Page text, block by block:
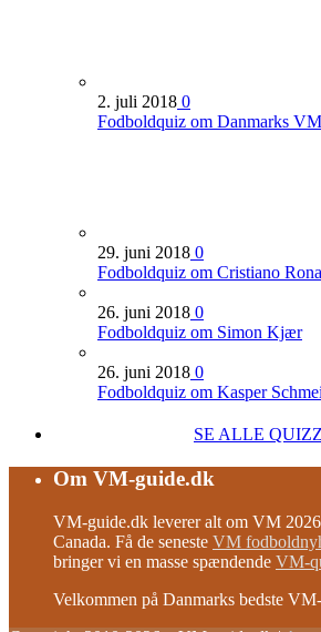
2. juli 2018 0
Fodboldquiz om Danmarks
29. juni 2018 0
Fodboldquiz om Cristiano
26. juni 2018 0
Fodboldquiz om Simon Kjær
26. juni 2018 0
Fodboldquiz om Kasper
SE ALLE
Om VM-guide.dk
VM-guide.dk leverer alt om VM
Canada. Få de seneste VM
bringer vi en masse spændende VM-
Velkommen på Danmarks bedste